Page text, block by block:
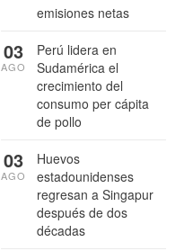
emisiones netas
Perú lidera en
Sudamérica el
crecimiento del
consumo per cápita
de pollo
03
AGO
Huevos
estadounidenses
regresan a Singapur
después de dos
décadas
03
AGO